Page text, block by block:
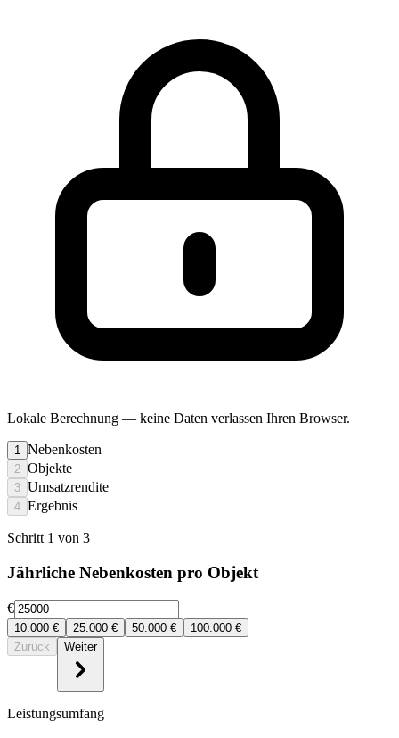
Lokale Berechnung — keine Daten verlassen Ihren Browser.
1 Nebenkosten
2 Objekte
3 Umsatzrendite
4 Ergebnis
Schritt 1 von 3
Jährliche Nebenkosten pro Objekt
€
10.000 € 25.000 € 50.000 € 100.000 €
Zurück
Weiter
Leistungsumfang